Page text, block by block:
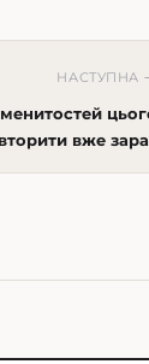
НАСТУПНА
вже